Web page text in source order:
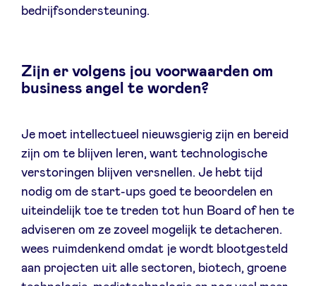
bedrijfsondersteuning.
Zijn er volgens jou voorwaarden om
business angel te worden?
Je moet intellectueel nieuwsgierig zijn en bereid
zijn om te blijven leren, want technologische
verstoringen blijven versnellen. Je hebt tijd
nodig om de start-ups goed te beoordelen en
uiteindelijk toe te treden tot hun Board of hen te
adviseren om ze zoveel mogelijk te detacheren.
wees ruimdenkend omdat je wordt blootgesteld
aan projecten uit alle sectoren, biotech, groene